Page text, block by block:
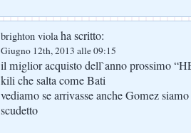
brighton violaha scritto:
Giugno 12th, 2013 alle 09:15
il miglior acquisto dell`anno prossimo
kili che salta come Bati
vediamo se arrivasse anche Gomez
scudetto